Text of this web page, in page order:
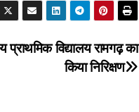
विद्यालय रामगढ़ का
किया निरिक्षण